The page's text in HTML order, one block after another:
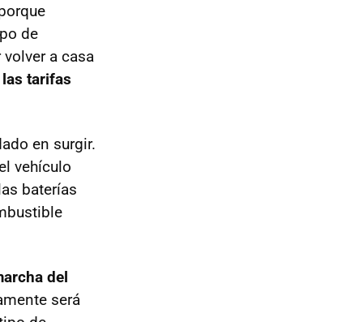
de
a casa
tarifas
en surgir.
vehículo
baterías
del
será